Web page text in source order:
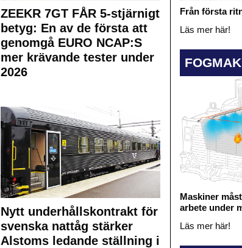
ZEEKR 7GT FÅR 5-stjärnigt
betyg: En av de första att
genomgå EURO NCAP:S
mer krävande tester under
2026
Nytt underhållskontrakt för
svenska nattåg stärker
Alstoms ledande ställning i
Från första
Läs mer här!
Maskiner
arbete under
Läs mer här!